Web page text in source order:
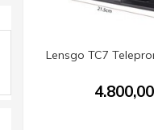
Lensgo TC7
4.800,00